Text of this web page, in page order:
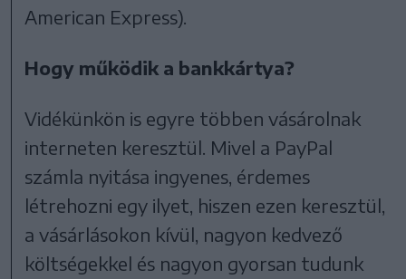
American Express).
Hogy működik a bankkártya?
Vidékünkön is egyre többen vásárolnak
interneten keresztül. Mivel a PayPal
számla nyitása ingyenes, érdemes
létrehozni egy ilyet, hiszen ezen keresztül,
a vásárlásokon kívül, nagyon kedvező
költségekkel és nagyon gyorsan tudunk